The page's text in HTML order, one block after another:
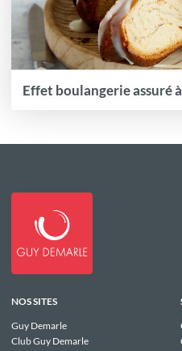
Effet boulangerie assuré
NOS SITES
Guy Demarle
Club Guy Demarle